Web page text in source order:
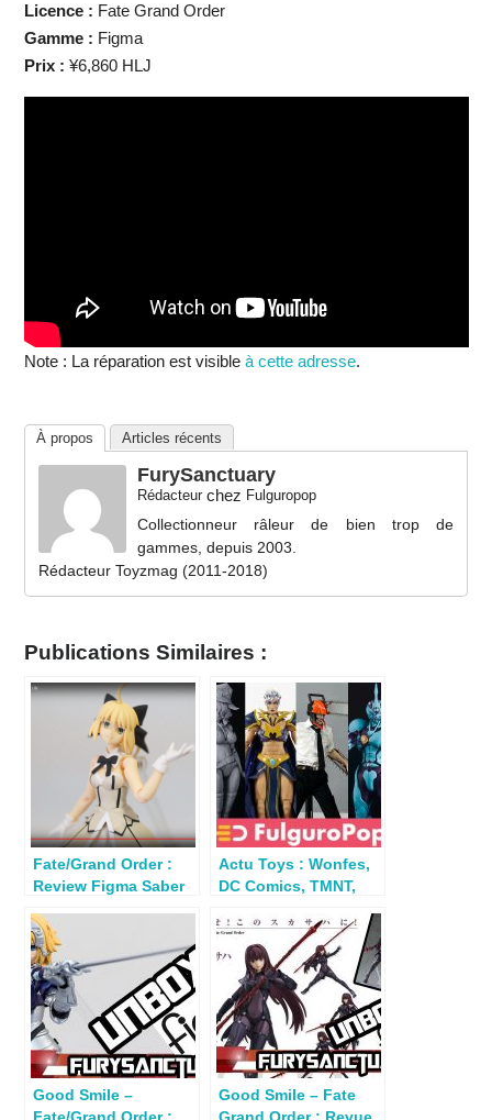
Licence : Fate Grand Order
Gamme : Figma
Prix : ¥6,860 HLJ
Note : La réparation est visible à cette adresse.
À propos Articles récents
FurySanctuary
Rédacteurchez Fulguropop
Collectionneur râleur de bien trop de
gammes, depuis 2003.
Rédacteur Toyzmag (2011-2018)
Publications Similaires :
Fate/Grand Order :
Review Figma Saber
Actu Toys : Wonfes,
DC Comics, TMNT,
Good Smile –
Good Smile – Fate